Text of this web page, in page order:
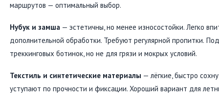
маршрутов — оптимальный выбор.
Нубук и замша — эстетичны, но менее износостойки. Легко
дополнительной обработки. Требуют регулярной пропитки.
треккинговых ботинок, но не для грязи и мокрых условий.
Текстиль и синтетические материалы — лёгкие, быстро
уступают по прочности и фиксации. Хороший вариант для